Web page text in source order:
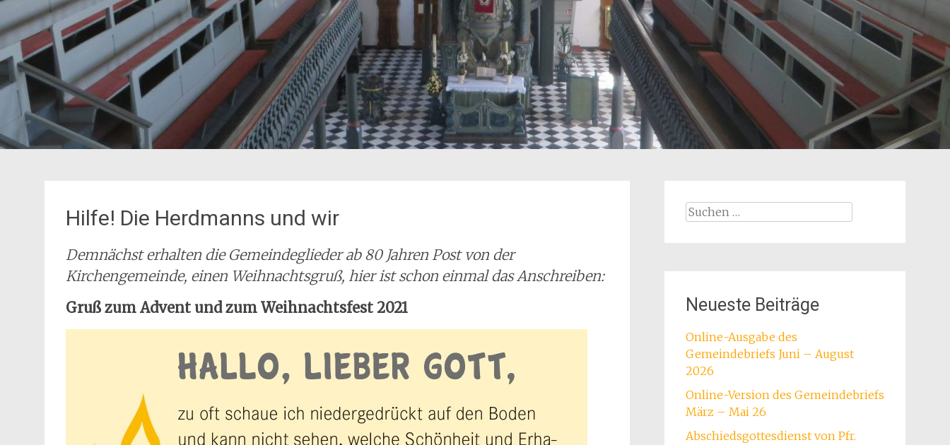
Hilfe! Die Herdmanns und wir
Demnächst erhalten die Gemeindeglieder ab 80 Jahren Post von der
Kirchengemeinde, einen Weihnachtsgruß, hier ist schon einmal das Anschreiben:
Gruß zum Advent und zum Weihnachtsfest 2021
Suchen
Neueste Beiträge
Online-Ausgabe des
Gemeindebriefs Juni – August
2026
Online-Version des Gemeindebriefs
März – Mai 26
Abschiedsgottesdienst von Pfr.